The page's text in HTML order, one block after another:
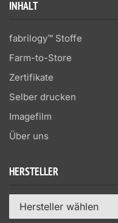
INHALT
fabrilogy™ Stoffe
Farm-to-Store
Zertifikate
Selber drucken
Imagefilm
Über uns
HERSTELLER
Hersteller wählen